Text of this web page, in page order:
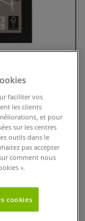
ivoire 90 g/m²,
ou souple,
faciliter vos
les clients
et pour
sur les centres
outils dans le
pas accepter
comment nous
».
cookies